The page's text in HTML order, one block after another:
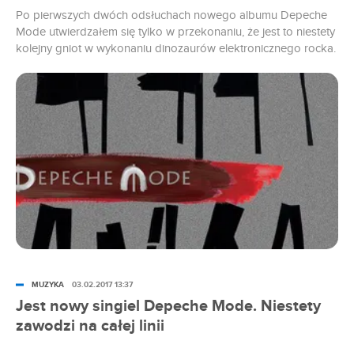
Po pierwszych dwóch odsłuchach nowego albumu Depeche
Mode utwierdzałem się tylko w przekonaniu, że jest to niestety
kolejny gniot w wykonaniu dinozaurów elektronicznego rocka.
Jest nowy singiel Depeche Mode. Niestety
zawodzi na całej linii
MUZYKA 03.02.2017 13:37